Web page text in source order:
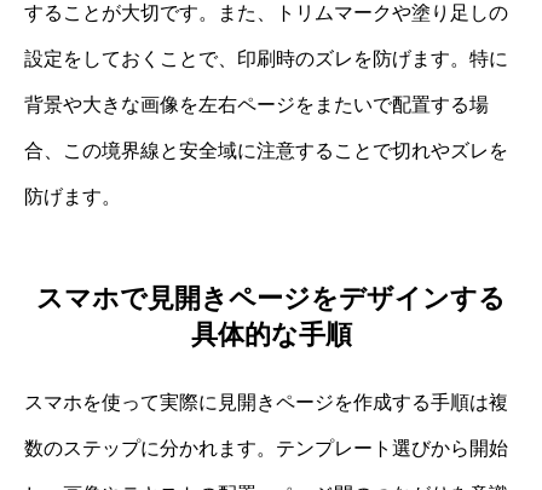
することが大切です。また、トリムマークや塗り足しの
設定をしておくことで、印刷時のズレを防げます。特に
背景や大きな画像を左右ページをまたいで配置する場
合、この境界線と安全域に注意することで切れやズレを
防げます。
スマホで見開きページをデザインする
具体的な手順
スマホを使って実際に見開きページを作成する手順は複
数のステップに分かれます。テンプレート選びから開始